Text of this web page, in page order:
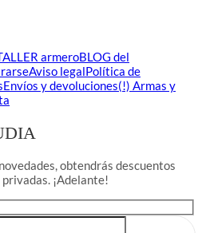
armeroBLOG del
Aviso legalPolítica de
Envíos y devoluciones(!) Armas y
obtendrás descuentos
¡Adelante!